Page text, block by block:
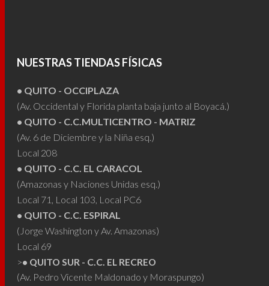
pueden
la
página
producto
NUESTRAS TIENDAS FÍSICAS
• QUITO - OCCIPLAZA
(Av. Occidental y Florida planta baja junto al Boyacá.)
• QUITO - C.C.MULTICENTRO - MATRIZ
(Av. 6 de Diciembre y la Niña esq.)
Local 208
• QUITO - C.C. EL CARACOL
(Amazonas y Naciones Unidas esq.)
Local 71, Local 103, Local PC6
• QUITO - C.C. ESPIRAL
(Jorge Washington y Av. Amazonas)
Local 69
>• QUITO SUR - C.C. EL RECREO
(Av. Pedro Vicente Maldonado y Moraspungo)